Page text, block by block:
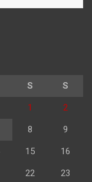
S S
1 2
8 9
15 16
22 23